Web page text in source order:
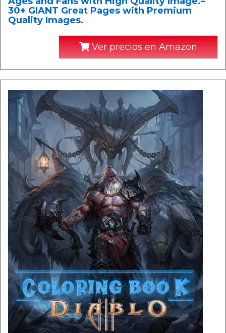
30+ GIANT Great Pages with Premium
Quality Images.
Ver precios en Amazon